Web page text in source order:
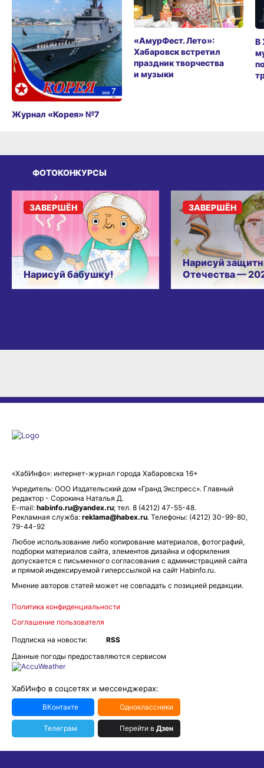
Журнал «Корея» №7
«АмурФест. Лето»:
Хабаровск встретил
праздник творчества
и музыки
В
ФОТОКОНКУРСЫ
Нарисуй бабушку!
ЗАВЕРШЁН
Нарисуй
Отечества —
ЗАВЕРШЁН
«ХабИнфо»: интернет-журнал города Хабаровска 16+
Учредитель: ООО Издательский дом «Гранд Экспресс». Главный
редактор - Сорокина Наталья Д.
E-mail: habinfo.ru@yandex.ru; тел. 8 (4212) 47-55-48.
Рекламная служба: reklama@habex.ru. Телефоны: (4212) 30-99-80,
79-44-92
Любое использование либо копирование материалов, фотографий,
подборки материалов сайта, элементов дизайна и оформления
допускается с письменного согласования с администрацией сайта
и прямой индексируемой гиперссылкой на сайт Habinfo.ru.
Мнение авторов статей может не совпадать с позицией редакции.
Политика конфиденциальности
Соглашение пользователя
Подписка на новости:
RSS
Данные погоды предоставляются сервисом
ХабИнфо в соцсетях и мессенджерах:
ВКонтакте Одноклассники
Телеграм Перейти в Дзен